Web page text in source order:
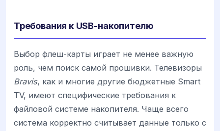
Требования к USB-накопителю
Выбор флеш-карты играет не менее важную
роль, чем поиск самой прошивки. Телевизоры
Bravis, как и многие другие бюджетные Smart
TV, имеют специфические требования к
файловой системе накопителя. Чаще всего
система корректно считывает данные только с